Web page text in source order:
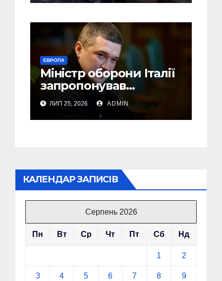
Фото)
ЄВРОПА
Міністр оборони Італії
запропонував
Федорову стати його
радником
ЛИП 25, 2026 ADMIN
КАЛЕНДАР ЗАПИСІВ
Серпень 2026
Пн Вт Ср Чт Пт Сб Нд
1 2
3 4 5 6 7 8 9